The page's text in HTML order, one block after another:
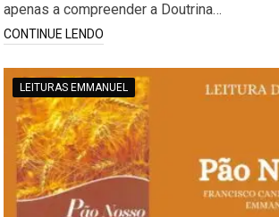
apenas a compreender a Doutrina…
CONTINUE LENDO
LEITURAS EMMANUEL